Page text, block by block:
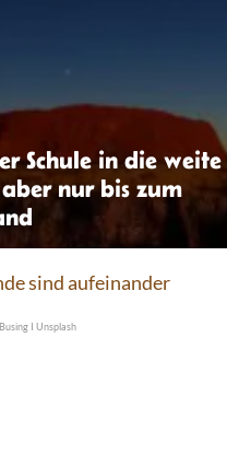
Schule in die weite
nur bis zum
I Unsplash